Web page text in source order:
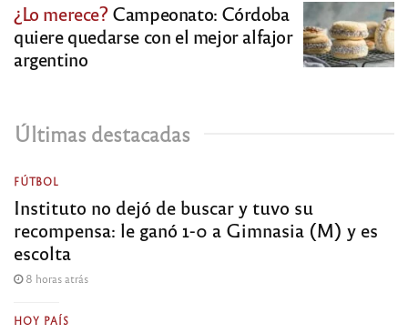
¿Lo merece?Campeonato: Córdoba
quiere quedarse con el mejor alfajor
argentino
Últimas destacadas
FÚTBOL
Instituto no dejó de buscar y tuvo su
recompensa: le ganó 1-0 a Gimnasia (M) y es
escolta
8 horas atrás
HOY PAÍS